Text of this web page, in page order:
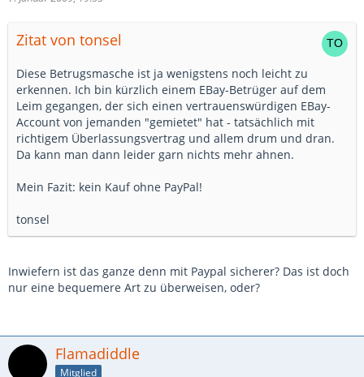
Zitat von tonsel
Diese Betrugsmasche ist ja wenigstens noch leicht zu
erkennen. Ich bin kürzlich einem EBay-Betrüger auf dem
Leim gegangen, der sich einen vertrauenswürdigen EBay-
Account von jemanden "gemietet" hat - tatsächlich mit
richtigem Überlassungsvertrag und allem drum und dran.
Da kann man dann leider garn nichts mehr ahnen.
Mein Fazit: kein Kauf ohne PayPal!
tonsel
Inwiefern ist das ganze denn mit Paypal sicherer? Das ist doch
nur eine bequemere Art zu überweisen, oder?
Flamadiddle
Mitglied